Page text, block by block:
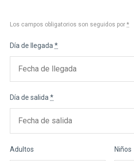
Los campos obligatorios son seguidos por *
Día de llegada *
Día de salida *
Adultos Niños